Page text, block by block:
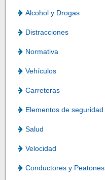
Alcohol y Drogas
Distracciones
Normativa
Vehículos
Carreteras
Elementos de seguridad
Salud
Velocidad
Conductores y Peatones